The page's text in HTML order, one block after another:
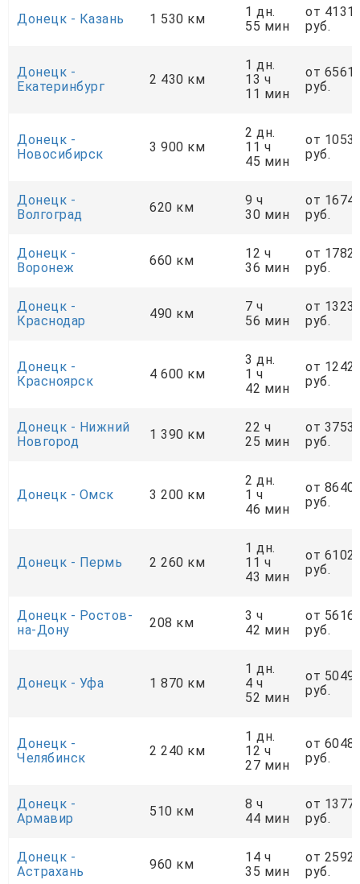
Донецк - Казань 1 530 км
1 дн.
55 мин
от
руб.
Донецк -
Екатеринбург
2 430 км
1 дн.
13 ч
11 мин
от
руб.
Донецк -
Новосибирск
3 900 км
2 дн.
11 ч
45 мин
от
руб.
Донецк -
Волгоград
620 км
9 ч
30 мин
от
руб.
Донецк -
Воронеж
660 км
12 ч
36 мин
от
руб.
Донецк -
Краснодар
490 км
7 ч
56 мин
от
руб.
Донецк -
Красноярск
4 600 км
3 дн.
1 ч
42 мин
от
руб.
Донецк - Нижний
Новгород
1 390 км
22 ч
25 мин
от
руб.
Донецк - Омск 3 200 км
2 дн.
1 ч
46 мин
от
руб.
Донецк - Пермь 2 260 км
1 дн.
11 ч
43 мин
от
руб.
Донецк - Ростов-
на-Дону
208 км
3 ч
42 мин
от 5616
руб.
Донецк - Уфа 1 870 км
1 дн.
4 ч
52 мин
от
руб.
Донецк -
Челябинск
2 240 км
1 дн.
12 ч
27 мин
от
руб.
Донецк -
Армавир
510 км
8 ч
44 мин
от
руб.
Донецк -
Астрахань
960 км
14 ч
35 мин
от
руб.